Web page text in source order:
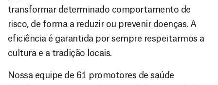
transformar determinado comportamento de
risco, de forma a reduzir ou prevenir doenças. A
eficiência é garantida por sempre respeitarmos a
cultura e a tradição locais.
Nossa equipe de 61 promotores de saúde